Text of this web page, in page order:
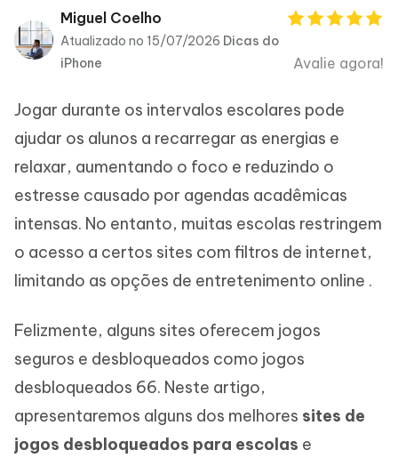
PDNob
PDF
Editor
Novo
iAnyGo
Miguel Coelho
Atualizado no 15/07/2026 Dicas do
iPhone
Avalie agora!
Jogar durante os intervalos escolares pode
ajudar os alunos a recarregar as energias e
relaxar, aumentando o foco e reduzindo o
estresse causado por agendas acadêmicas
intensas. No entanto, muitas escolas restringem
o acesso a certos sites com filtros de internet,
limitando as opções de entretenimento online .
Felizmente, alguns sites oferecem jogos
seguros e desbloqueados como jogos
desbloqueados 66. Neste artigo,
apresentaremos alguns dos melhores sites de
jogos desbloqueados para escolas e